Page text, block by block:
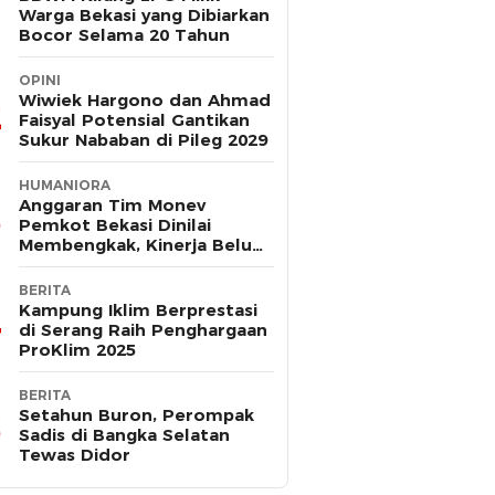
Warga Bekasi yang Dibiarkan
Bocor Selama 20 Tahun
OPINI
Wiwiek Hargono dan Ahmad
Faisyal Potensial Gantikan
Sukur Nababan di Pileg 2029
HUMANIORA
Anggaran Tim Monev
Pemkot Bekasi Dinilai
Membengkak, Kinerja Belum
Terbukti Efektif
BERITA
Kampung Iklim Berprestasi
di Serang Raih Penghargaan
ProKlim 2025
BERITA
Setahun Buron, Perompak
Sadis di Bangka Selatan
Tewas Didor